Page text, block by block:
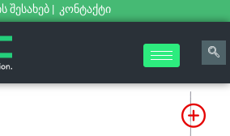
შესახებ | კონტაქტი